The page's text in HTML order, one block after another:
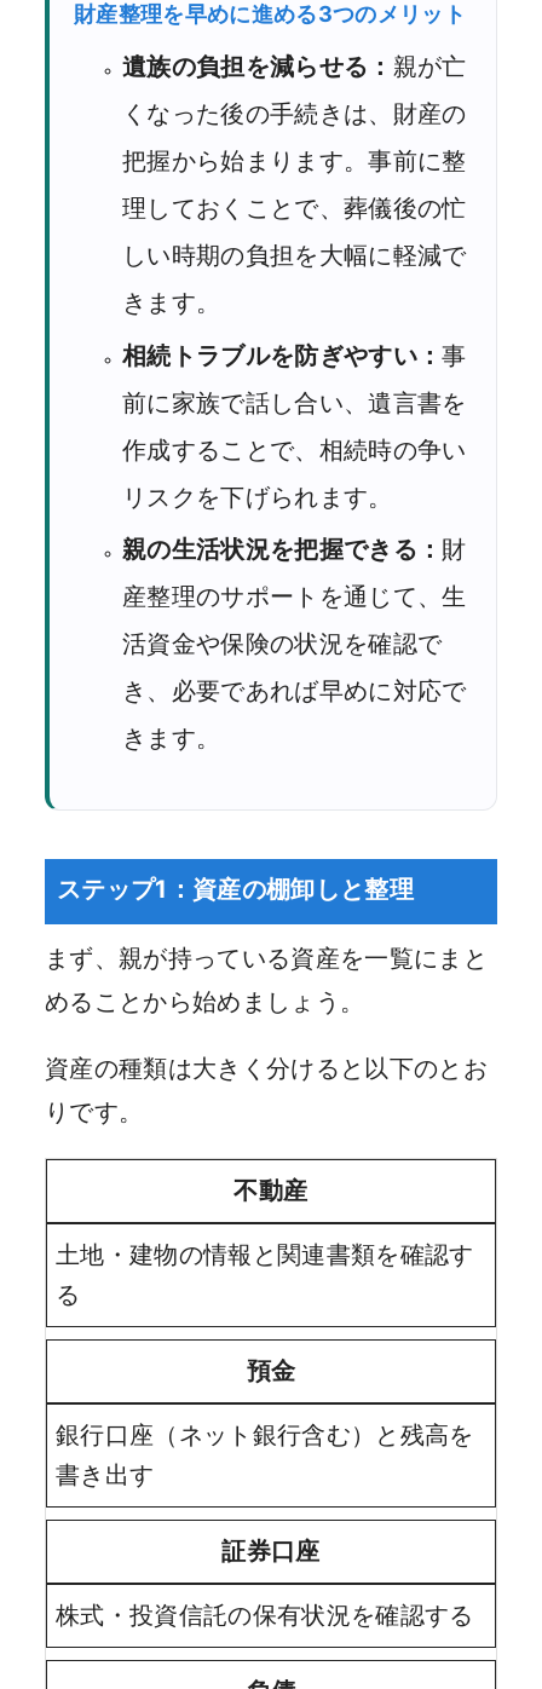
財産整理を早めに進める3つのメリット
遺族の負担を減らせる： 親が亡
くなった後の手続きは、財産の
把握から始まります。事前に整
理しておくことで、葬儀後の忙
しい時期の負担を大幅に軽減で
きます。
相続トラブルを防ぎやすい：事
前に家族で話し合い、遺言書を
作成することで、相続時の争い
リスクを下げられます。
親の生活状況を把握できる： 財
産整理のサポートを通じて、生
活資金や保険の状況を確認で
き、必要であれば早めに対応で
きます。
ステップ1：資産の棚卸しと整理
まず、親が持っている資産を一覧にまと
めることから始めましょう。
資産の種類は大きく分けると以下のとお
りです。
不動産
土地・建物の情報と関連書類を確認す
る
預金
銀行口座（ネット銀行含む）と残高を
書き出す
証券口座
株式・投資信託の保有状況を確認する